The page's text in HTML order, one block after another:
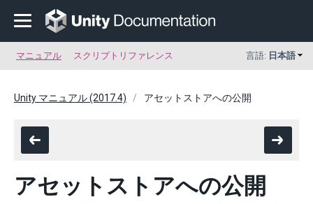
マニュアル スクリプトリファレンス 言語: 日本語
Unity マニュアル (2017.4) アセットストアへの公開
アセットストアへの公開